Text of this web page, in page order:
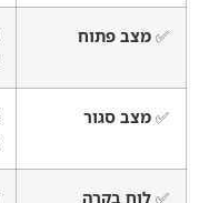
✅ מצב פתוח
✅ מצב סגור
✅ לוח בקרה